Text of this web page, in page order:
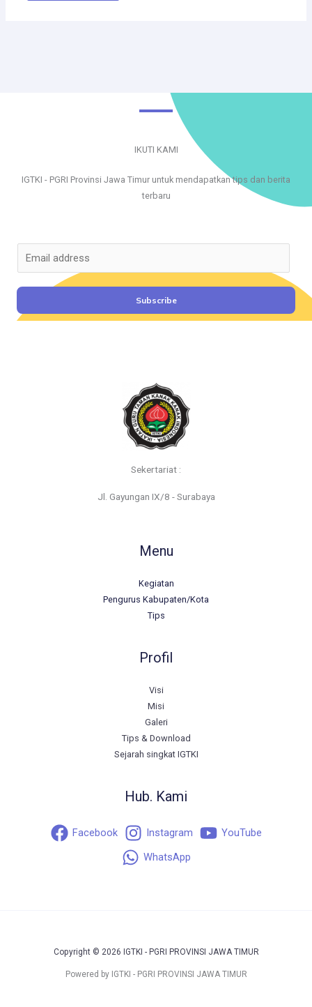
IKUTI KAMI
IGTKI - PGRI Provinsi Jawa Timur untuk mendapatkan tips dan berita
terbaru
l
Subscribe
Sekertariat :
Jl. Gayungan IX/8 - Surabaya
Menu
Kegiatan
Pengurus Kabupaten/Kota
Tips
Profil
Visi
Misi
Galeri
Tips & Download
Sejarah singkat IGTKI
Hub. Kami
Facebook Instagram
YouTube
WhatsApp
Copyright © 2026 IGTKI - PGRI PROVINSI JAWA TIMUR
Powered by IGTKI - PGRI PROVINSI JAWA TIMUR